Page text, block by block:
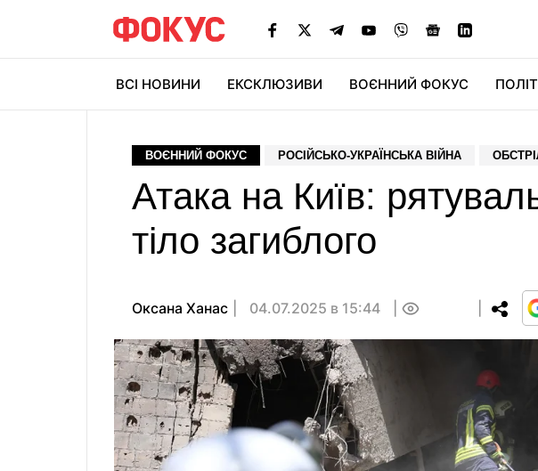
ВСІ НОВИНИ ЕКСКЛЮЗИВИ ВОЄННИЙ ФОКУС
ВОЄННИЙ ФОКУС РОСІЙСЬКО-УКРАЇНСЬКА ВІЙНА
Атака на Київ:
тіло загиблого
Оксана Ханас 04.07.2025 в 15:44